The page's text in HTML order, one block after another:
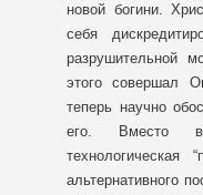
новой богини.
себя
разрушительной
этого совершал
теперь научно
его. Вместо
технологическая
альтернативного